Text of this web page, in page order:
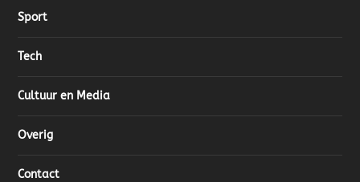
Sport
Tech
Cultuur en Media
Overig
Contact